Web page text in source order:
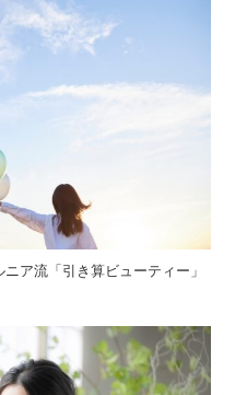
ア流「引き算ビューティー」